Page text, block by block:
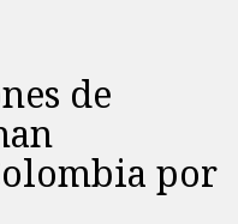
de
por